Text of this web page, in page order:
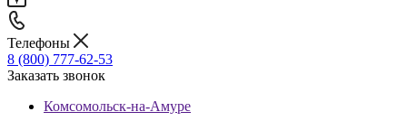
Телефоны
8 (800) 777-62-53
Заказать звонок
Комсомольск-на-Амуре